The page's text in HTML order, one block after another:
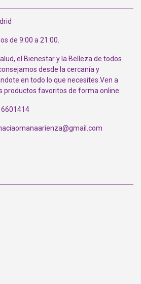
de 9:00 a 21:00.
el Bienestar y la Belleza de todos
desde la cercanía y
en todo lo que necesites.Ven a
productos favoritos de forma online.